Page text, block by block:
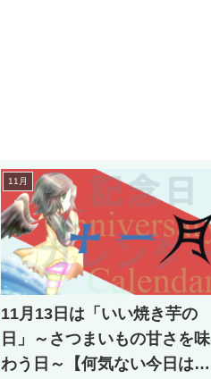
11月
11月13日は「いい焼き芋の
日」～さつまいもの甘さを味
わう日～【何気ない今日は何